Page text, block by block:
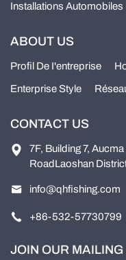
Installations Automobiles
ABOUT US
Profil De I'entreprise
Enterprise Style
CONTACT US
7F, Building 7,
RoadLaoshan
info@qhfishing.com
+86-532-57730799
JOIN OUR MAILING